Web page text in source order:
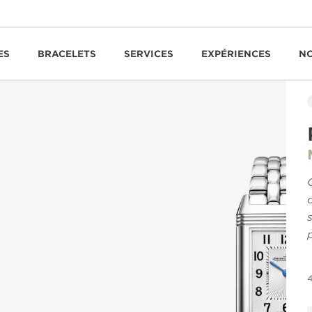
BRACELETS SERVICES EXPÉRIENCES